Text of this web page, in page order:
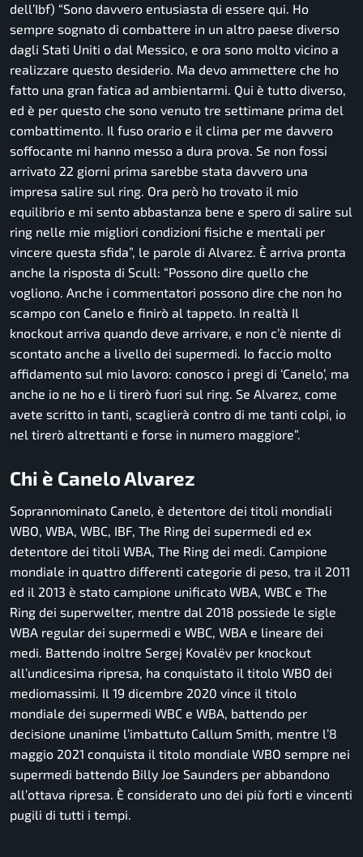
dell’Ibf) “Sono davvero entusiasta di essere qui. Ho
sempre sognato di combattere in un altro paese diverso
dagli Stati Uniti o dal Messico, e ora sono molto vicino a
realizzare questo desiderio. Ma devo ammettere che ho
fatto una gran fatica ad ambientarmi. Qui è tutto diverso,
ed è per questo che sono venuto tre settimane prima del
combattimento. Il fuso orario e il clima per me davvero
soffocante mi hanno messo a dura prova. Se non fossi
arrivato 22 giorni prima sarebbe stata davvero una
impresa salire sul ring. Ora però ho trovato il mio
equilibrio e mi sento abbastanza bene e spero di salire sul
ring nelle mie migliori condizioni fisiche e mentali per
vincere questa sfida”, le parole di Alvarez. È arriva pronta
anche la risposta di Scull: “Possono dire quello che
vogliono. Anche i commentatori possono dire che non ho
scampo con Canelo e finirò al tappeto. In realtà Il
knockout arriva quando deve arrivare, e non c’è niente di
scontato anche a livello dei supermedi. Io faccio molto
affidamento sul mio lavoro: conosco i pregi di ‘Canelo’, ma
anche io ne ho e li tirerò fuori sul ring. Se Alvarez, come
avete scritto in tanti, scaglierà contro di me tanti colpi, io
nel tirerò altrettanti e forse in numero maggiore”.
Chi è Canelo Alvarez
Soprannominato Canelo, è detentore dei titoli mondiali
WBO, WBA, WBC, IBF, The Ring dei supermedi ed ex
detentore dei titoli WBA, The Ring dei medi. Campione
mondiale in quattro differenti categorie di peso, tra il 2011
ed il 2013 è stato campione unificato WBA, WBC e The
Ring dei superwelter, mentre dal 2018 possiede le sigle
WBA regular dei supermedi e WBC, WBA e lineare dei
medi. Battendo inoltre Sergej Kovalëv per knockout
all’undicesima ripresa, ha conquistato il titolo WBO dei
mediomassimi. Il 19 dicembre 2020 vince il titolo
mondiale dei supermedi WBC e WBA, battendo per
decisione unanime l’imbattuto Callum Smith, mentre l’8
maggio 2021 conquista il titolo mondiale WBO sempre nei
supermedi battendo Billy Joe Saunders per abbandono
all’ottava ripresa. È considerato uno dei più forti e vincenti
pugili di tutti i tempi.